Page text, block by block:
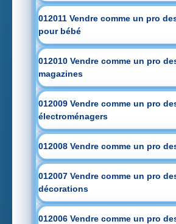
012011 Vendre comme un pro
pour bébé
012010 Vendre comme un pro
magazines
012009 Vendre comme un pro
électroménagers
012008 Vendre comme un pro
012007 Vendre comme un pro
décorations
012006 Vendre comme un pro